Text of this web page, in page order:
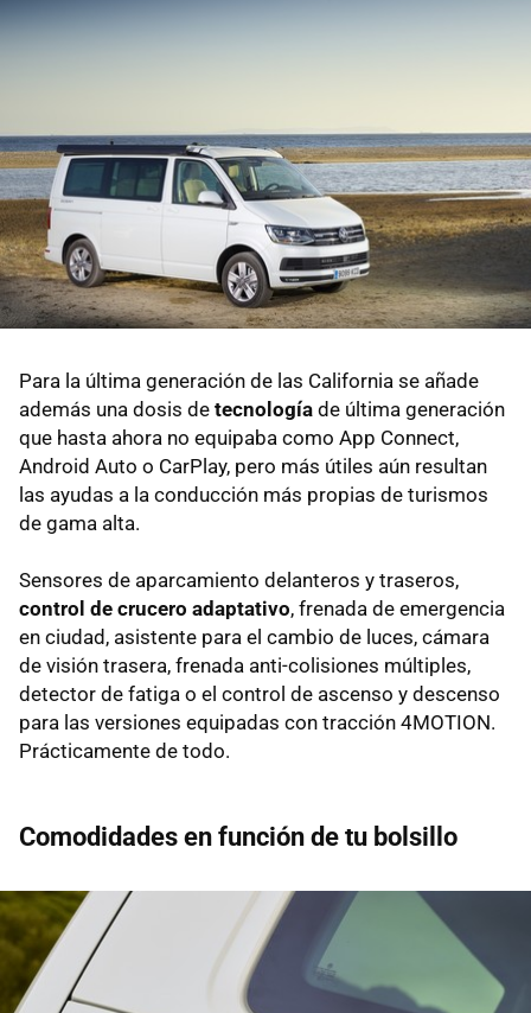
Para la última generación de las California se añade
además una dosis de tecnología de última generación
que hasta ahora no equipaba como App Connect,
Android Auto o CarPlay, pero más útiles aún resultan
las ayudas a la conducción más propias de turismos
de gama alta.
Sensores de aparcamiento delanteros y traseros,
control de crucero adaptativo, frenada de emergencia
en ciudad, asistente para el cambio de luces, cámara
de visión trasera, frenada anti-colisiones múltiples,
detector de fatiga o el control de ascenso y descenso
para las versiones equipadas con tracción 4MOTION.
Prácticamente de todo.
Comodidades en función de tu bolsillo